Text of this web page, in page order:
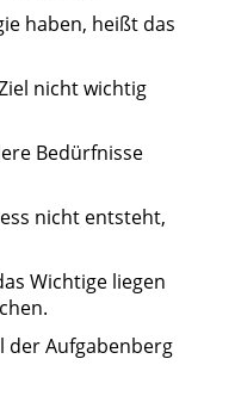
haben, heißt das
nicht wichtig
Bedürfnisse
nicht entsteht,
Wichtige liegen
der Aufgabenberg